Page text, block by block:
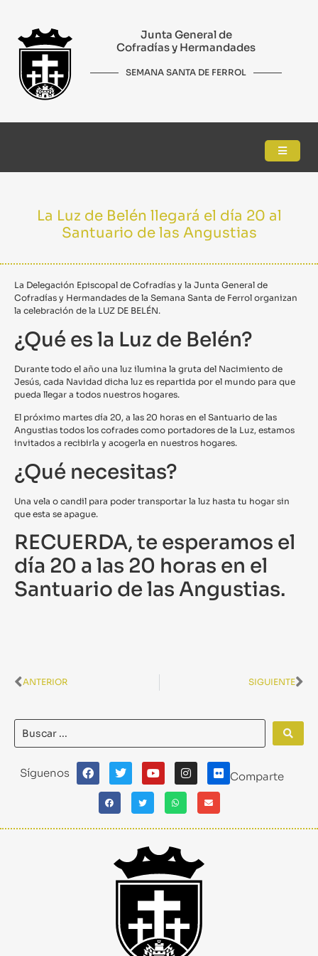
Junta General de
Cofradías y Hermandades
SEMANA SANTA DE FERROL
La Luz de Belén llegará el día 20 al
Santuario de las Angustias
La Delegación Episcopal de Cofradías y la Junta General de
Cofradías y Hermandades de la Semana Santa de Ferrol organizan
la celebración de la LUZ DE BELÉN.
¿Qué es la Luz de Belén?
Durante todo el año una luz ilumina la gruta del Nacimiento de
Jesús, cada Navidad dicha luz es repartida por el mundo para que
pueda llegar a todos nuestros hogares.
El próximo martes día 20, a las 20 horas en el Santuario de las
Angustias todos los cofrades como portadores de la Luz, estamos
invitados a recibirla y acogerla en nuestros hogares.
¿Qué necesitas?
Una vela o candil para poder transportar la luz hasta tu hogar sin
que esta se apague.
RECUERDA, te esperamos el
día 20 a las 20 horas en el
Santuario de las Angustias.
ANTERIOR SIGUIENTE
Síguenos Comparte